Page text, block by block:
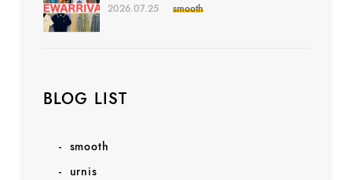
2026.07.25 smooth
BLOG LIST
smooth
urnis